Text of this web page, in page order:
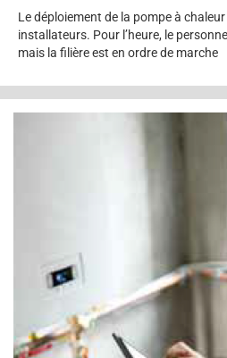
Le déploiement de la pompe à
installateurs. Pour l’heure, le
mais la filière est en ordre de marche